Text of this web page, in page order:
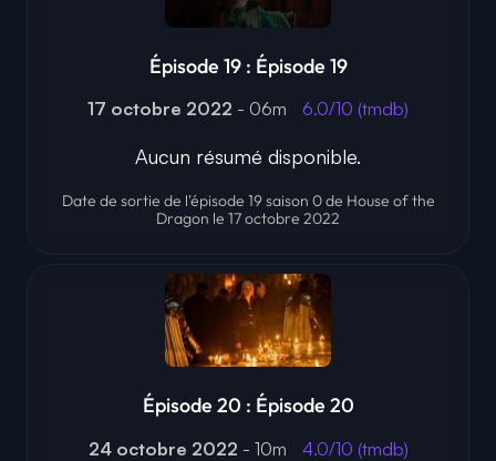
Épisode 19 : Épisode 19
17 octobre 2022 - 06m 6.0/10 (tmdb)
Aucun résumé disponible.
Date de sortie de l'épisode 19 saison 0 de House of the
Dragon le 17 octobre 2022
Épisode 20 : Épisode 20
24 octobre 2022 - 10m 4.0/10 (tmdb)